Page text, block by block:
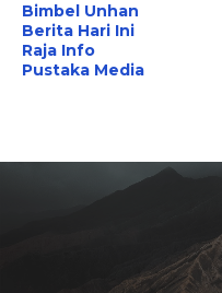
Bimbel Unhan
Berita Hari Ini
Raja Info
Pustaka Media